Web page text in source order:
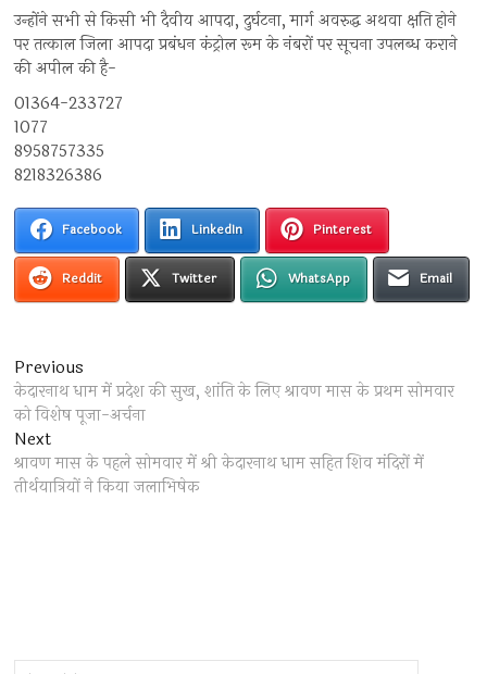
उन्होंने सभी से किसी भी दैवीय आपदा, दुर्घटना, मार्ग अवरुद्ध अथवा क्षति होने
पर तत्काल जिला आपदा प्रबंधन कंट्रोल रूम के नंबरों पर सूचना उपलब्ध कराने
की अपील की है-
01364-233727
1077
8958757335
8218326386
Facebook LinkedIn Pinterest
Reddit Twitter WhatsApp Email
Post
navigation
Previous
post:
केदारनाथ धाम में प्रदेश की सुख, शांति के लिए श्रावण मास के प्रथम सोमवार
को विशेष पूजा-अर्चना
NextNext
post:
श्रावण मास के पहले सोमवार में श्री केदारनाथ धाम सहित शिव मंदिरों में
तीर्थयात्रियों ने किया जलाभिषेक